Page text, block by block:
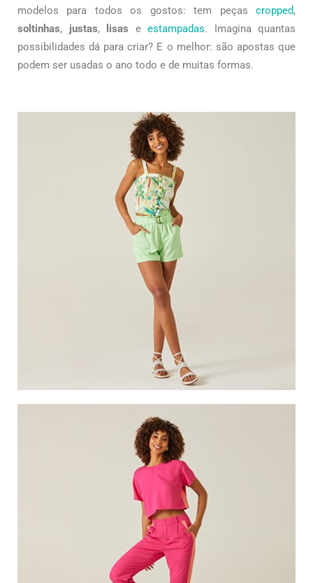
modelos para todos os gostos: tem peças cropped,
soltinhas, justas, lisas e estampadas. Imagina quantas
possibilidades dá para criar? E o melhor: são apostas que
podem ser usadas o ano todo e de muitas formas.